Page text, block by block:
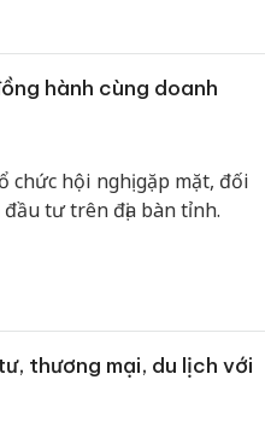
hành cùng doanh
chức hội nghị gặp mặt, đối
tư trên địa bàn tỉnh.
thương mại, du lịch với